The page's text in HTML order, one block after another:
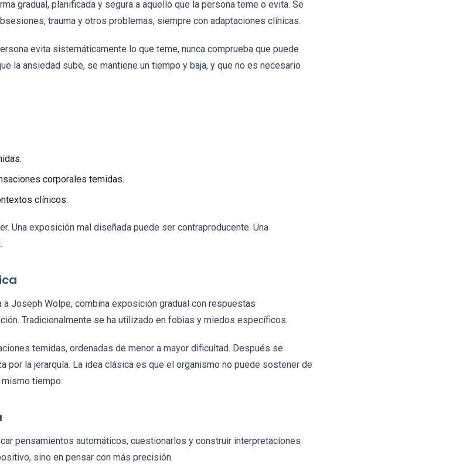
gradual, planificada y segura a aquello que la persona teme o evita. Se
trauma y otros problemas, siempre con adaptaciones clínicas.
evita sistemáticamente lo que teme, nunca comprueba que puede
la ansiedad sube, se mantiene un tiempo y baja, y que no es necesario
corporales temidas.
clínicos.
Una exposición mal diseñada puede ser contraproducente. Una
Joseph Wolpe, combina exposición gradual con respuestas
Tradicionalmente se ha utilizado en fobias y miedos específicos.
temidas, ordenadas de menor a mayor dificultad. Después se
por la jerarquía. La idea clásica es que el organismo no puede sostener de
tiempo.
pensamientos automáticos, cuestionarlos y construir interpretaciones
sino en pensar con más precisión.